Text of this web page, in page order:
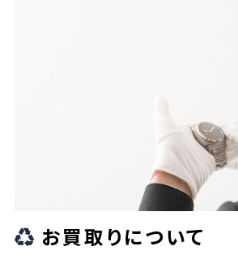
お買取りについて